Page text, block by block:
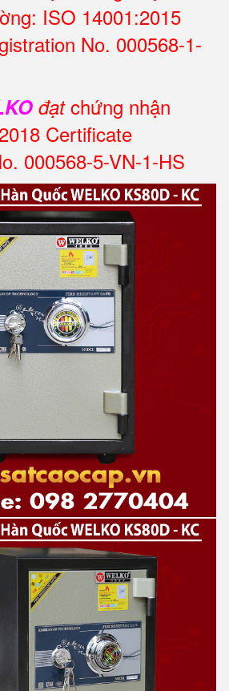
ISO 14001:2015
No. 000568-1-
đạtchứng nhận
Certificate
000568-5-VN-1-HS